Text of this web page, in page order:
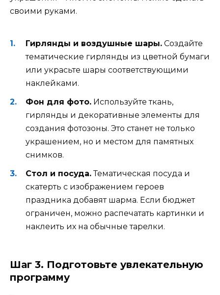
своими руками.
Гирлянды и воздушные шары. Создайте
тематические гирлянды из цветной бумаги
или украсьте шары соответствующими
наклейками.
Фон для фото. Используйте ткань,
гирлянды и декоративные элементы для
создания фотозоны. Это станет не только
украшением, но и местом для памятных
снимков.
Стол и посуда.Тематическая посуда и
скатерть с изображением героев
праздника добавят шарма. Если бюджет
ограничен, можно распечатать картинки и
наклеить их на обычные тарелки.
Шаг 3. Подготовьте увлекательную
программу